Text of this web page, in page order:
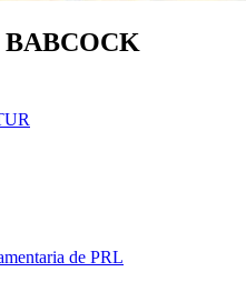
BABCOCK
de PRL